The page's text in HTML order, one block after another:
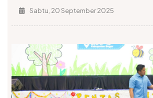
Sabtu, 20 September 2025